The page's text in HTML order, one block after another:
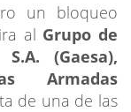
un bloqueo
al Grupo de
(Gaesa),
Armadas
de una de las